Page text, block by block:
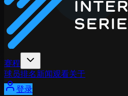
赛程
球员排名新闻观看关于
登录